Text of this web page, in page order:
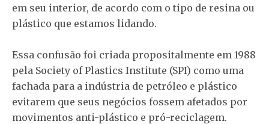
em seu interior, de acordo com o tipo de resina ou
plástico que estamos lidando.
Essa confusão foi criada propositalmente em 1988
pela Society of Plastics Institute (SPI) como uma
fachada para a indústria de petróleo e plástico
evitarem que seus negócios fossem afetados por
movimentos anti-plástico e pró-reciclagem.